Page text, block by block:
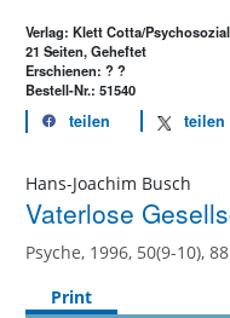
Verlag: Klett Cotta/
21 Seiten, Geheftet
Erschienen: ? ?
Bestell-Nr.: 51540
teilen teilen
Hans-Joachim Busch
Vaterlose
Psyche, 1996, 50(9-10),
Print